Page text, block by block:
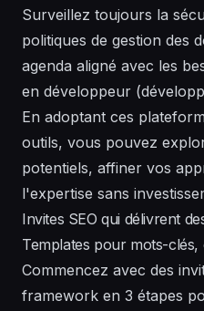
Surveillez toujours la
politiques de gestion des
agenda aligné avec les
en développeur
En adoptant ces
outils, vous pouvez
potentiels, affiner vos
l'expertise sans
Invites SEO qui délivrent
Templates pour mots-clés,
Commencez avec des
framework en 3 étapes